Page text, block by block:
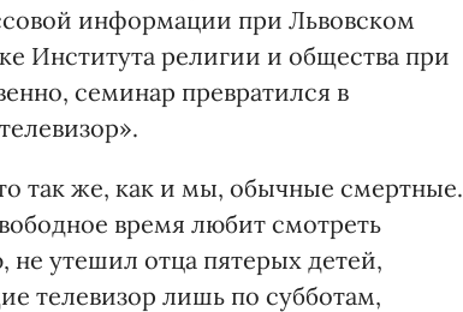
информации при Львовском
Института религии и общества при
семинар превратился в
так же, как и мы, обычные смертные.
время любит смотреть
утешил отца пятерых детей,
телевизор лишь по субботам,